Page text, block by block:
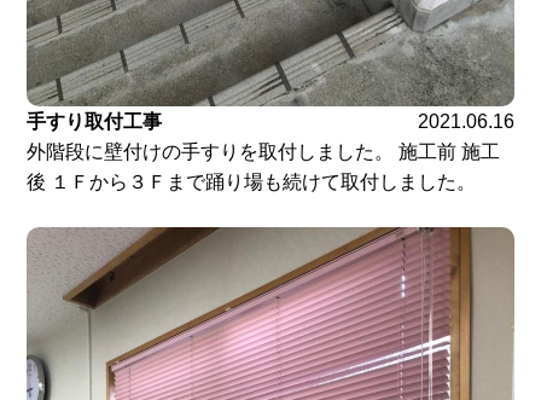
手すり取付工事
2021.06.16
外階段に壁付けの手すりを取付しました。 施工前 施工
後 １Ｆから３Ｆまで踊り場も続けて取付しました。